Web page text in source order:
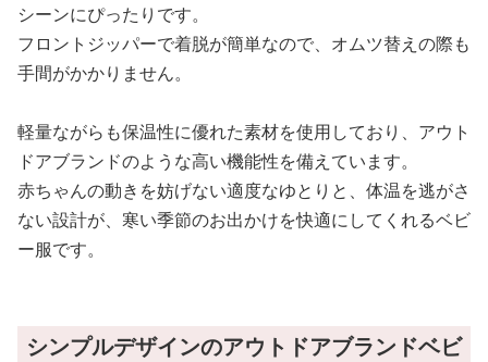
シーンにぴったりです。
フロントジッパーで着脱が簡単なので、オムツ替えの際も
手間がかかりません。
軽量ながらも保温性に優れた素材を使用しており、アウト
ドアブランドのような高い機能性を備えています。
赤ちゃんの動きを妨げない適度なゆとりと、体温を逃がさ
ない設計が、寒い季節のお出かけを快適にしてくれるベビ
ー服です。
シンプルデザインのアウトドアブランドベビ